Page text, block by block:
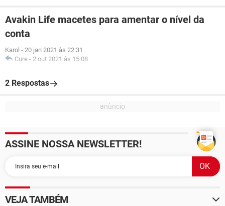
Avakin Life macetes para amentar o nível da
conta
Karol - 20 jan 2021 às 22:31
Cure - 2 out 2021 às 15:08
2 Respostas
ASSINE NOSSA NEWSLETTER!
VEJA TAMBÉM